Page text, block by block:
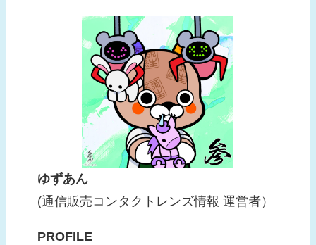
ゆずあん
(通信販売コンタクトレンズ情報 運営者）
PROFILE